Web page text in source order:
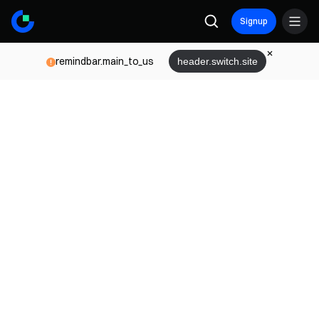
Signup
remindbar.main_to_us header.switch.site